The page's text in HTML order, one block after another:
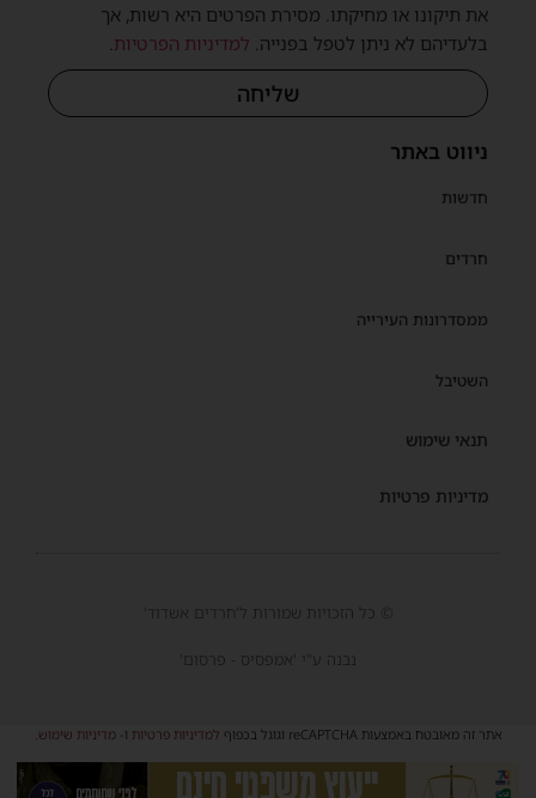
ניווט באתר
חדשות
חרדים
ממסדרונות העירייה
השטיבל
תנאי שימוש
מדיניות פרטיות
את תיקונו או מחיקתו. מסירת הפרטים היא רשות, אך
בלעדיהם לא ניתן לטפל בפנייה. למדיניות הפרטיות.
שליחה
© כל הזכויות שמורות ל'חרדים אשדוד'
נבנה ע"י 'אמפסיס - פרסום'
אתר זה מאובטח באמצעות reCAPTCHA וגוגל בכפוף למדיניות פרטיות ו-מדיניות שימוש.